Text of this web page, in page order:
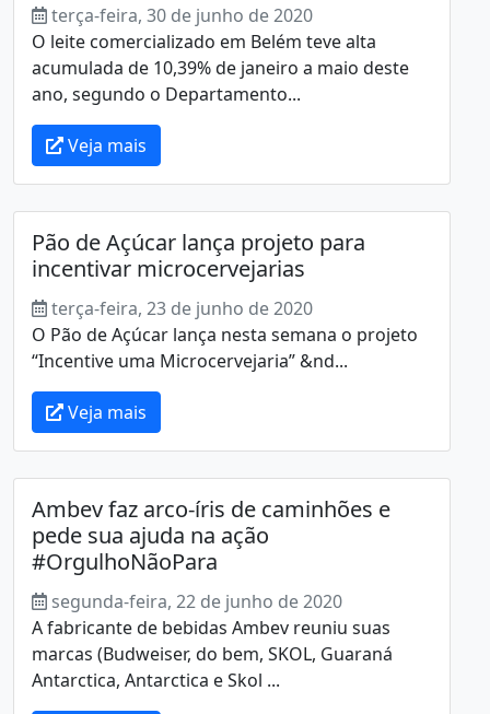
terça-feira, 30 de junho de 2020
O leite comercializado em Belém teve alta
acumulada de 10,39% de janeiro a maio deste
ano, segundo o Departamento...
Veja mais
Pão de Açúcar lança projeto para
incentivar microcervejarias
terça-feira, 23 de junho de 2020
O Pão de Açúcar lança nesta semana o projeto
“Incentive uma Microcervejaria” &nd...
Veja mais
Ambev faz arco-íris de caminhões e
pede sua ajuda na ação
#OrgulhoNãoPara
segunda-feira, 22 de junho de 2020
A fabricante de bebidas Ambev reuniu suas
marcas (Budweiser, do bem, SKOL, Guaraná
Antarctica, Antarctica e Skol ...